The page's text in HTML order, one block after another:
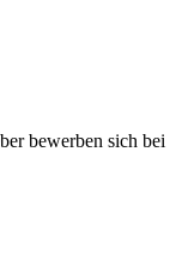
bewerben sich bei